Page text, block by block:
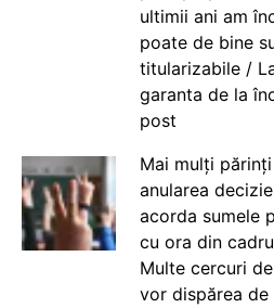
ultimii ani am
poate de bine
titularizabile /
garanta de la
post
Mai mulți
anularea
acorda sumele
cu ora din
Multe cercuri
vor dispărea de